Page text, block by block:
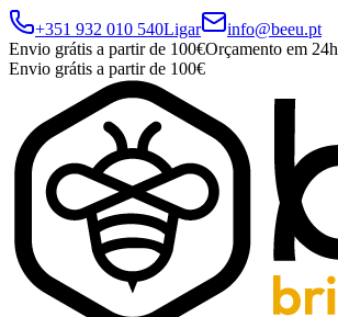
+351 932 010 540Ligar
info@beeu.pt
Envio grátis a partir de 100€Orçamento em 24h
Envio grátis a partir de 100€